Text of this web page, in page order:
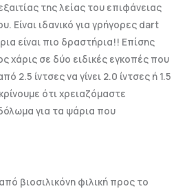
της λείας του επιφάνειας
Είναι ιδανικό για γρήγορες dart
είναι πιο δραστήρια!! Επίσης
χάρις σε δύο ειδικές εγκοπές που
2.5 ίντσες να γίνει 2.0 ίντσες ή 1.5
ότι χρειαζόμαστε
για τα ψάρια που
βιοσιλικόνη φιλική προς το